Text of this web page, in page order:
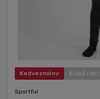
Kedvezmény Külső
Sportful